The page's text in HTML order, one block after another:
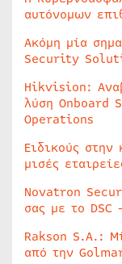
αυτόνομων
Ακόμη μία
Security
Hikvision:
λύση
Operations
Ειδικούς στην
μισές
Novatron
σας με το DSC
Rakson S.A.:
από την